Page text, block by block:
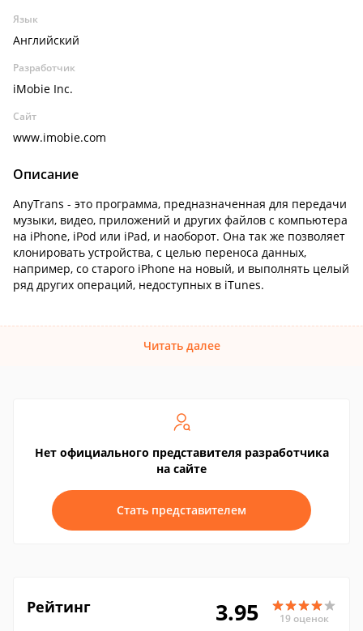
Язык
Английский
Разработчик
iMobie Inc.
Сайт
www.imobie.com
Описание
AnyTrans - это программа, предназначенная для передачи
музыки, видео, приложений и других файлов с компьютера
на iPhone, iPod или iPad, и наоборот. Она так же позволяет
клонировать устройства, с целью переноса данных,
например, со старого iPhone на новый, и выполнять целый
ряд других операций, недоступных в iTunes.
Читать далее
Нет официального представителя разработчика
на сайте
Стать представителем
Рейтинг 3.95 19 оценок